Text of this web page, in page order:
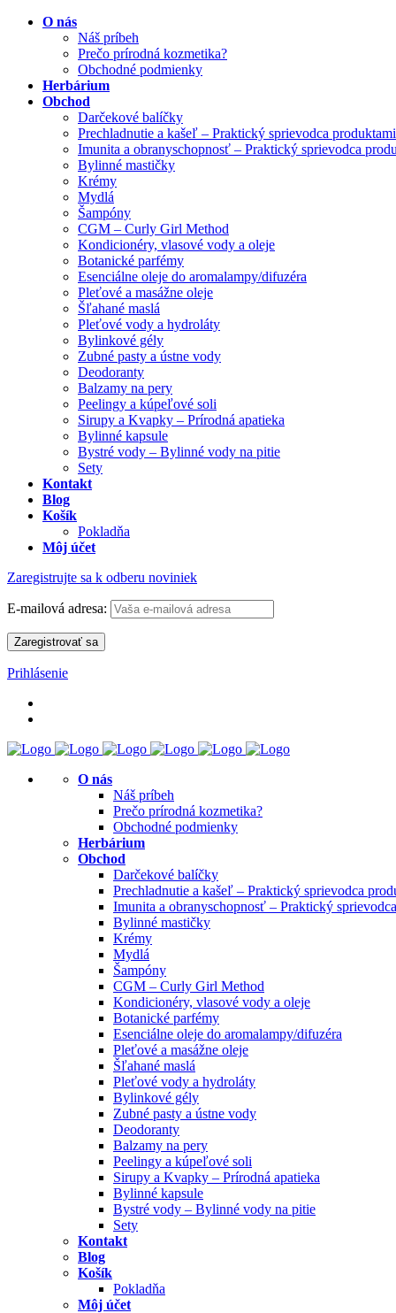
O nás
Náš príbeh
Prečo prírodná kozmetika?
Obchodné podmienky
Herbárium
Obchod
Darčekové balíčky
Prechladnutie a kašeľ – Praktický sprievodca produktami
Imunita a obranyschopnosť – Praktický sprievodca
Bylinné mastičky
Krémy
Mydlá
Šampóny
CGM – Curly Girl Method
Kondicionéry, vlasové vody a oleje
Botanické parfémy
Esenciálne oleje do aromalampy/difuzéra
Pleťové a masážne oleje
Šľahané maslá
Pleťové vody a hydroláty
Bylinkové gély
Zubné pasty a ústne vody
Deodoranty
Balzamy na pery
Peelingy a kúpeľové soli
Sirupy a Kvapky – Prírodná apatieka
Bylinné kapsule
Bystré vody – Bylinné vody na pitie
Sety
Kontakt
Blog
Košík
Pokladňa
Môj účet
Zaregistrujte sa k odberu noviniek
E-mailová adresa:
Prihlásenie
O nás
Náš príbeh
Prečo prírodná kozmetika?
Obchodné podmienky
Herbárium
Obchod
Darčekové balíčky
Prechladnutie a kašeľ – Praktický sprievodca
Imunita a obranyschopnosť – Praktický
Bylinné mastičky
Krémy
Mydlá
Šampóny
CGM – Curly Girl Method
Kondicionéry, vlasové vody a oleje
Botanické parfémy
Esenciálne oleje do aromalampy/difuzéra
Pleťové a masážne oleje
Šľahané maslá
Pleťové vody a hydroláty
Bylinkové gély
Zubné pasty a ústne vody
Deodoranty
Balzamy na pery
Peelingy a kúpeľové soli
Sirupy a Kvapky – Prírodná apatieka
Bylinné kapsule
Bystré vody – Bylinné vody na pitie
Sety
Kontakt
Blog
Košík
Pokladňa
Môj účet